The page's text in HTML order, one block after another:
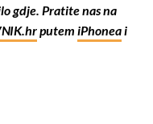
gdje. Pratite nas na
putem iPhoneai